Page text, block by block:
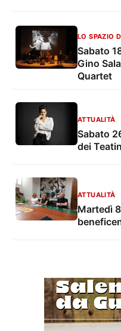
LO SPAZIO
Sabato
Gino
Quartet
ATTUALITÀ
Sabato
dei
ATTUALITÀ
Martedì